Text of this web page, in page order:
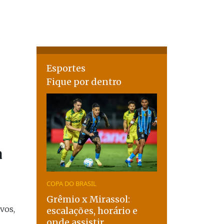
Esportes
Fique por dentro
COPA DO BRASIL
Grêmio x Mirassol:
escalações, horário e